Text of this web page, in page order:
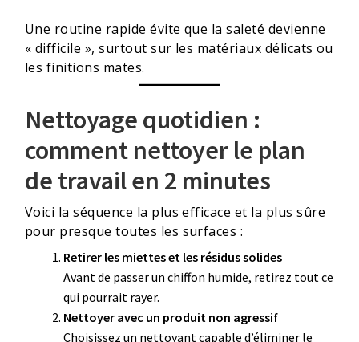
Une routine rapide évite que la saleté devienne
« difficile », surtout sur les matériaux délicats ou
les finitions mates.
Nettoyage quotidien :
comment nettoyer le plan
de travail en 2 minutes
Voici la séquence la plus efficace et la plus sûre
pour presque toutes les surfaces :
Retirer les miettes et les résidus solides
Avant de passer un chiffon humide, retirez tout ce
qui pourrait rayer.
Nettoyer avec un produit non agressif
Choisissez un nettoyant capable d’éliminer le